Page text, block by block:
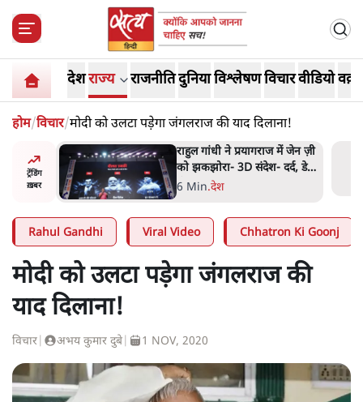
देशराज्य राजनीतिदुनियाविश्लेषणविचारवीडियो
होम/विचार/मोदी को उलटा पड़ेगा जंगलराज की याद दिलाना!
ट्रेंडिंग
ख़बर
बीजेपी-
अटकलें
राहुल गांधी ने प्रयागराज में जेन ज़ी
को झकझोरा- 3D संदेश- दर्द, डेटा,
दौलत
6 Min.देश
Rahul Gandhi Viral Video Chhatron Ki Goonj
मोदी को उलटा पड़ेगा जंगलराज की
याद दिलाना!
विचार अभय कुमार दुबे 1 NOV, 2020